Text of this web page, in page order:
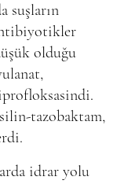
suşların
olduğu
tazobaktam,
idrar yolu